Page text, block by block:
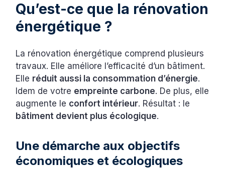
Qu’est-ce que la rénovation
énergétique ?
La rénovation énergétique comprend plusieurs
travaux. Elle améliore l’efficacité d’un bâtiment.
Elle réduit aussi la consommation d’énergie.
Idem de votre empreinte carbone. De plus, elle
augmente le confort intérieur. Résultat : le
bâtiment devient plus écologique.
Une démarche aux objectifs
économiques et écologiques